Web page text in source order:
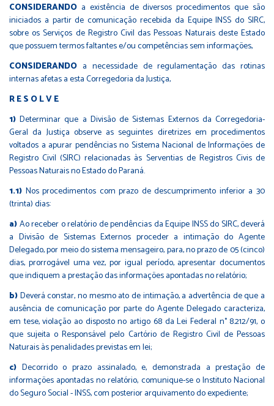
CONSIDERANDO a existência de diversos procedimentos que são
iniciados a partir de comunicação recebida da Equipe INSS do SIRC,
sobre os Serviços de Registro Civil das Pessoas Naturais deste Estado
que possuem termos faltantes e/ou competências sem informações,
CONSIDERANDO a necessidade de regulamentação das rotinas
internas afetas a esta Corregedoria da Justiça,
R E S O L V E
1) Determinar que a Divisão de Sistemas Externos da Corregedoria-
Geral da Justiça observe as seguintes diretrizes em procedimentos
voltados a apurar pendências no Sistema Nacional de Informações de
Registro Civil (SIRC) relacionadas às Serventias de Registros Civis de
Pessoas Naturais no Estado do Paraná.
1.1) Nos procedimentos com prazo de descumprimento inferior a 30
(trinta) dias:
a)Ao receber o relatório de pendências da Equipe INSS do SIRC, deverá
a Divisão de Sistemas Externos proceder a intimação do Agente
Delegado, por meio do sistema mensageiro, para, no prazo de 05 (cinco)
dias, prorrogável uma vez, por igual período, apresentar documentos
que indiquem a prestação das informações apontadas no relatório;
b)Deverá constar, no mesmo ato de intimação, a advertência de que a
ausência de comunicação por parte do Agente Delegado caracteriza,
em tese, violação ao disposto no artigo 68 da Lei Federal n° 8.212/91, o
que sujeita o Responsável pelo Cartório de Registro Civil de Pessoas
Naturais às penalidades previstas em lei;
c) Decorrido o prazo assinalado, e, demonstrada a prestação de
informações apontadas no relatório, comunique-se o Instituto Nacional
do Seguro Social - INSS, com posterior arquivamento do expediente;